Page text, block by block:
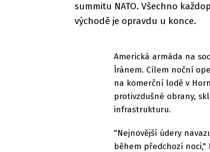
summitu NATO. Všechno
východě je opravdu u konce.
Americká armáda na
Íránem. Cílem noční
na komerční lodě v
protivzdušné obrany,
infrastrukturu.
"Nejnovější údery
během předchozí